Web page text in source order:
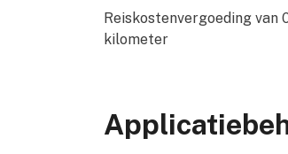
Reiskostenvergoeding van
kilometer